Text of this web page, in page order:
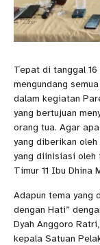
Tepat di tanggal 16
mengundang
dalam kegiatan
yang bertujuan
orang tua. Agar
yang diberikan
yang diinisiasi oleh
Timur 11 Ibu Dhina
Adapun tema yang
dengan Hati”
Dyah Anggoro
kepala Satuan